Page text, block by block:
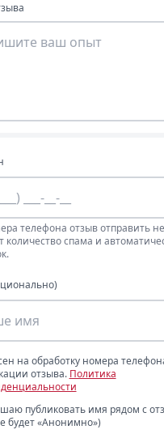
телефона отзыв отправить
количество спама и
на обработку номера
отзыва. Политика
публиковать имя рядом с
будет «Анонимно»)